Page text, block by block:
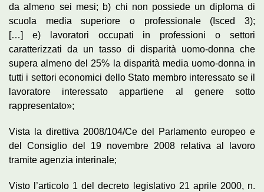
da almeno sei mesi; b) chi non possiede un diploma di
scuola media superiore o professionale (Isced 3);
[…] e) lavoratori occupati in professioni o settori
caratterizzati da un tasso di disparità uomo-donna che
supera almeno del 25% la disparità media uomo-donna in
tutti i settori economici dello Stato membro interessato se il
lavoratore interessato appartiene al genere sotto
rappresentato»;
Vista la direttiva 2008/104/Ce del Parlamento europeo e
del Consiglio del 19 novembre 2008 relativa al lavoro
tramite agenzia interinale;
Visto l’articolo 1 del decreto legislativo 21 aprile 2000, n.